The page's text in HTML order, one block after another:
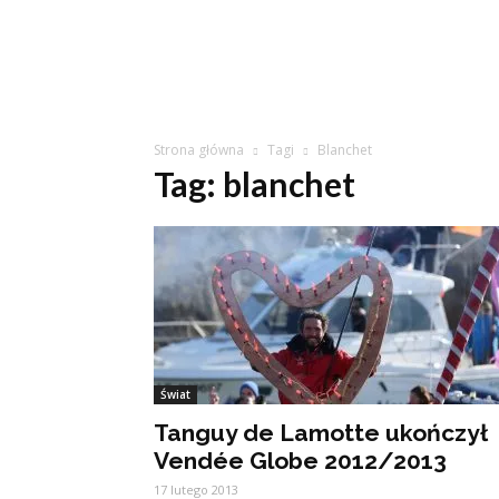
Strona główna Tagi Blanchet
Tag: blanchet
Świat
Tanguy de Lamotte ukończył
Vendée Globe 2012/2013
17 lutego 2013